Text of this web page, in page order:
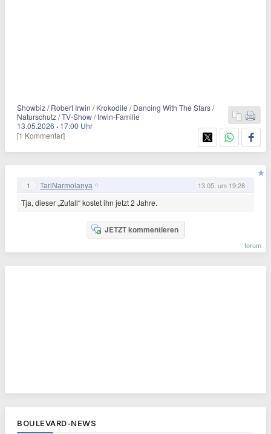
Showbiz / Robert Irwin / Krokodile / Dancing With The Stars /
Naturschutz / TV-Show / Irwin-Familie
13.05.2026 · 17:00 Uhr
[1 Kommentar]
1 TariNarmolanya 13.05. um 19:28
Tja, dieser „Zufall“ kostet ihn jetzt 2 Jahre.
JETZT kommentieren
forum
BOULEVARD-NEWS